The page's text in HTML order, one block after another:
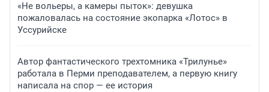
«Не вольеры, а камеры пыток»: девушка
пожаловалась на состояние экопарка «Лотос» в
Уссурийске
Автор фантастического трехтомника «Трилунье»
работала в Перми преподавателем, а первую книгу
написала на спор — ее история